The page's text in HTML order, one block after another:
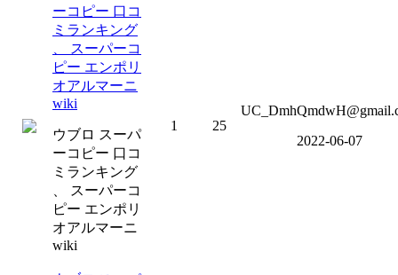
ーコピー 口コ
ミランキング
、 スーパーコ
ピー エンポリ
オアルマーニ
wiki
ウブロ スーパ
ーコピー 口コ
ミランキング
、 スーパーコ
ピー エンポリ
オアルマーニ
wiki
1 25
2022-06-07